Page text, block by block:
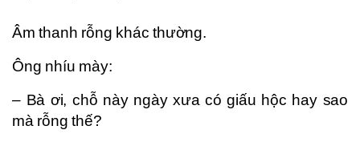
Âm thanh rỗng khác thường.
Ông nhíu mày:
– Bà ơi, chỗ này ngày xưa có giấu hộc hay sao
mà rỗng thế?